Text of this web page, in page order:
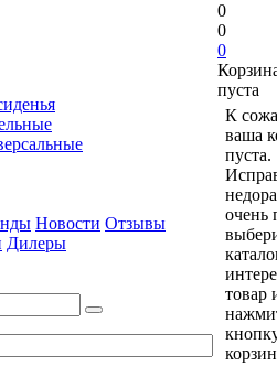
Новости Отзывы
Дилеры
0
0
0
пуста
К
ваша
пуста.
очень
товар